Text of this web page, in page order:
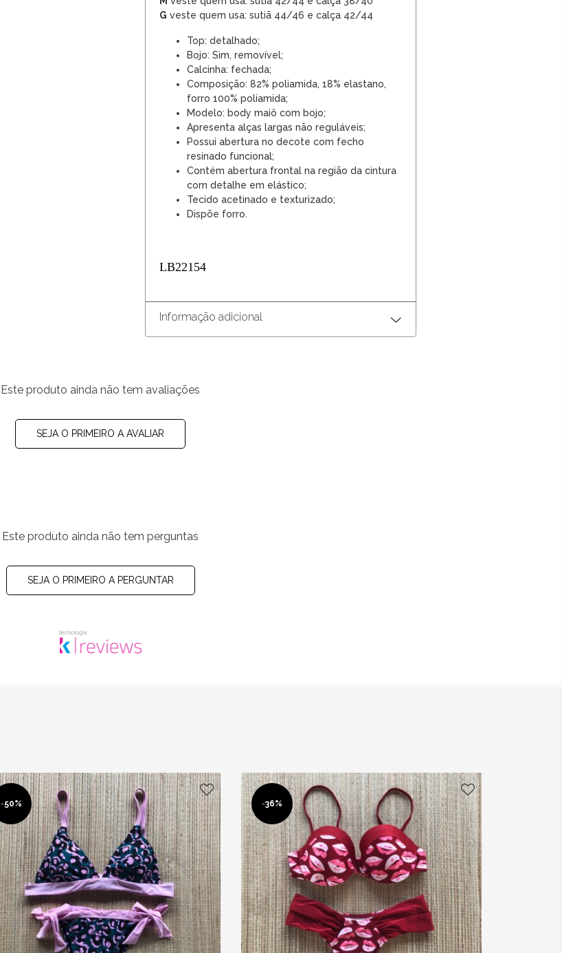
G veste quem usa: sutiã 44/46 e calça 42/44
Top: detalhado;
Bojo: Sim, removível;
Calcinha: fechada;
Composição: 82% poliamida, 18% elastano,
forro 100% poliamida;
Modelo: body maiô com bojo;
Apresenta alças largas não reguláveis;
Possui abertura no decote com fecho
resinado funcional;
Contém abertura frontal na região da cintura
com detalhe em elástico;
Tecido acetinado e texturizado;
Dispõe forro.
LB22154
Informação adicional
Este produto ainda não tem avaliações
SEJA O PRIMEIRO A AVALIAR
Este produto ainda não tem perguntas
SEJA O PRIMEIRO A PERGUNTAR
-50% -36%